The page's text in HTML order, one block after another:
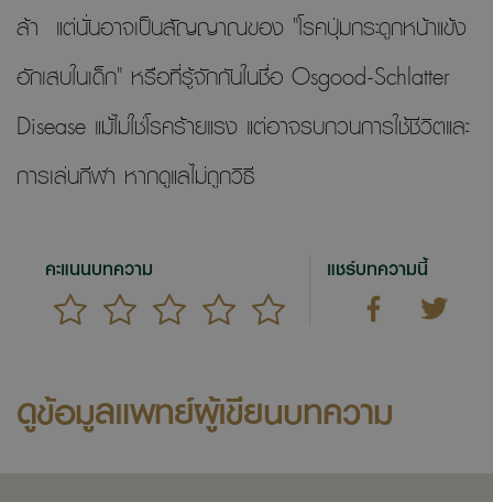
ล้า แต่นั่นอาจเป็นสัญญาณของ "โรคปุ่มกระดูกหน้าแข้ง
อักเสบในเด็ก" หรือที่รู้จักกันในชื่อ Osgood-Schlatter
Disease แม้ไม่ใช่โรคร้ายแรง แต่อาจรบกวนการใช้ชีวิตและ
การเล่นกีฬา หากดูแลไม่ถูกวิธี
คะแนนบทความ แชร์บทความนี้
ดูข้อมูลแพทย์ผู้เขียนบทความ